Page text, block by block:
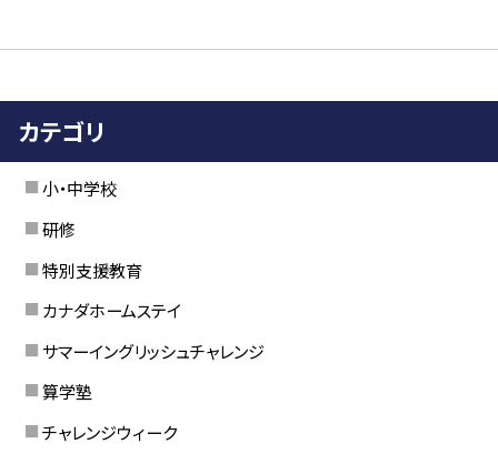
カテゴリ
小・中学校
研修
特別支援教育
カナダホームステイ
サマーイングリッシュチャレンジ
算学塾
チャレンジウィーク